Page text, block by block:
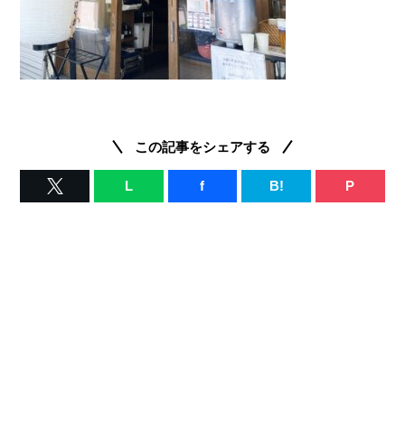
この記事をシェアする
L f B! P